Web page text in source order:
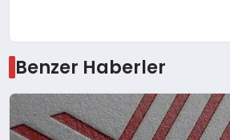
Benzer Haberler